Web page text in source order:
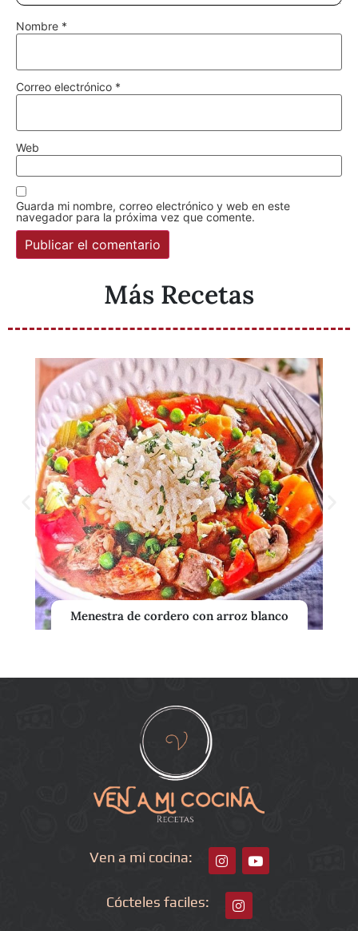
Nombre *
Correo electrónico *
Web
Guarda mi nombre, correo electrónico y web en este
navegador para la próxima vez que comente.
Más Recetas
Menestra de cordero con arroz blanco
Ven a mi cocina:
Cócteles faciles: